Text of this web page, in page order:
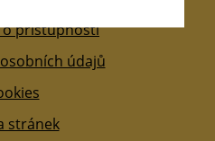
o přístupnosti
údajů
stránek